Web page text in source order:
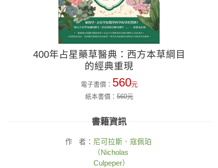
400年占星藥草醫典：西方本草綱目
的經典重現
電子書價： 560元
紙本書價：560元
書籍資訊
作 者： 尼可拉斯．寇佩珀
（Nicholas
Culpeper）